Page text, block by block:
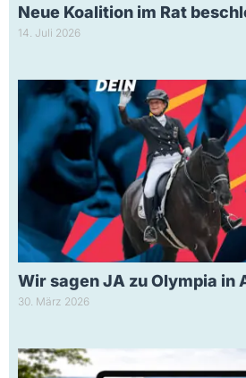
Neue Koalition im Rat
14. Juli 2026
Wir sagen JA zu Olympia in
30. März 2026